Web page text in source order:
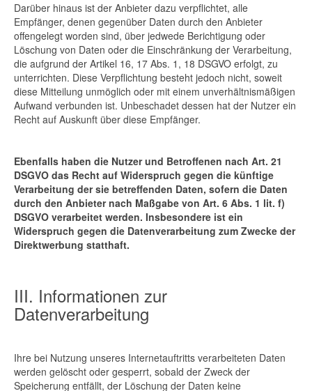
Darüber hinaus ist der Anbieter dazu verpflichtet, alle
Empfänger, denen gegenüber Daten durch den Anbieter
offengelegt worden sind, über jedwede Berichtigung oder
Löschung von Daten oder die Einschränkung der Verarbeitung,
die aufgrund der Artikel 16, 17 Abs. 1, 18 DSGVO erfolgt, zu
unterrichten. Diese Verpflichtung besteht jedoch nicht, soweit
diese Mitteilung unmöglich oder mit einem unverhältnismäßigen
Aufwand verbunden ist. Unbeschadet dessen hat der Nutzer ein
Recht auf Auskunft über diese Empfänger.
Ebenfalls haben die Nutzer und Betroffenen nach Art. 21
DSGVO das Recht auf Widerspruch gegen die künftige
Verarbeitung der sie betreffenden Daten, sofern die Daten
durch den Anbieter nach Maßgabe von Art. 6 Abs. 1 lit. f)
DSGVO verarbeitet werden. Insbesondere ist ein
Widerspruch gegen die Datenverarbeitung zum Zwecke der
Direktwerbung statthaft.
III. Informationen zur
Datenverarbeitung
Ihre bei Nutzung unseres Internetauftritts verarbeiteten Daten
werden gelöscht oder gesperrt, sobald der Zweck der
Speicherung entfällt, der Löschung der Daten keine